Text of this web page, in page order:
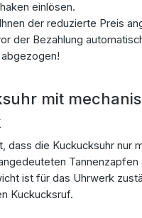
einlösen.
der reduzierte Preis
der Bezahlung
mit
dass die Kuckucksuhr nur
Tannenzapfen
ist für das Uhrwerk
Kuckucksruf.